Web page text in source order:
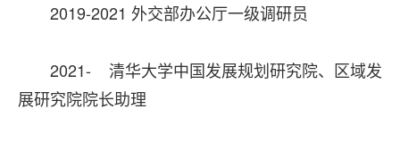
2019-2021 外交部办公厅一级调研员
2021- 清华大学中国发展规划研究院、区域发
展研究院院长助理